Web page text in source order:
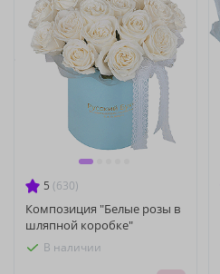
5 (630)
Композиция "Белые розы в
шляпной коробке"
В наличии